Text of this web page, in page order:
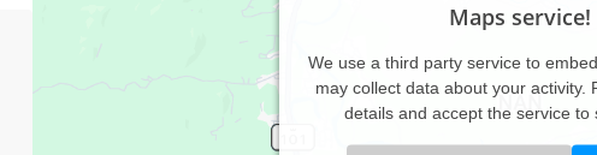
Maps service!
We use a third party service to
may collect data about your activity.
details and accept the service to